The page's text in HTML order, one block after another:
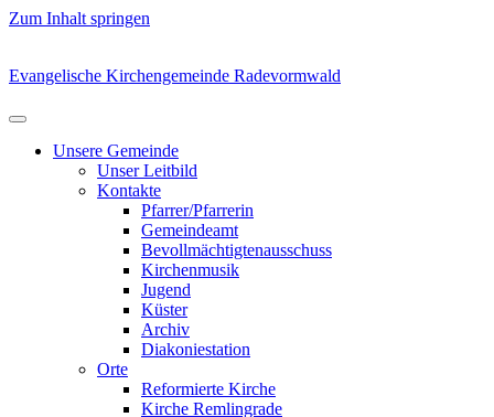
Zum Inhalt springen
Evangelische Kirchengemeinde Radevormwald
Unsere Gemeinde
Unser Leitbild
Kontakte
Pfarrer/Pfarrerin
Gemeindeamt
Bevollmächtigtenausschuss
Kirchenmusik
Jugend
Küster
Archiv
Diakoniestation
Orte
Reformierte Kirche
Kirche Remlingrade